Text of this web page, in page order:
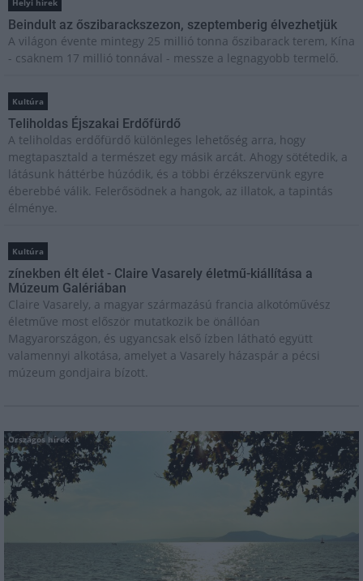
Helyi hírek
Beindult az őszibarackszezon, szeptemberig élvezhetjük
A világon évente mintegy 25 millió tonna őszibarack terem, Kína
- csaknem 17 millió tonnával - messze a legnagyobb termelő.
Kultúra
Teliholdas Éjszakai Erdőfürdő
A teliholdas erdőfürdő különleges lehetőség arra, hogy
megtapasztald a természet egy másik arcát. Ahogy sötétedik, a
látásunk háttérbe húzódik, és a többi érzékszervünk egyre
éberebbé válik. Felerősödnek a hangok, az illatok, a tapintás
élménye.
Kultúra
zínekben élt élet - Claire Vasarely életmű-kiállítása a
Múzeum Galériában
Claire Vasarely, a magyar származású francia alkotóművész
életműve most először mutatkozik be önállóan
Magyarországon, és ugyancsak első ízben látható együtt
valamennyi alkotása, amelyet a Vasarely házaspár a pécsi
múzeum gondjaira bízott.
Országos hírek